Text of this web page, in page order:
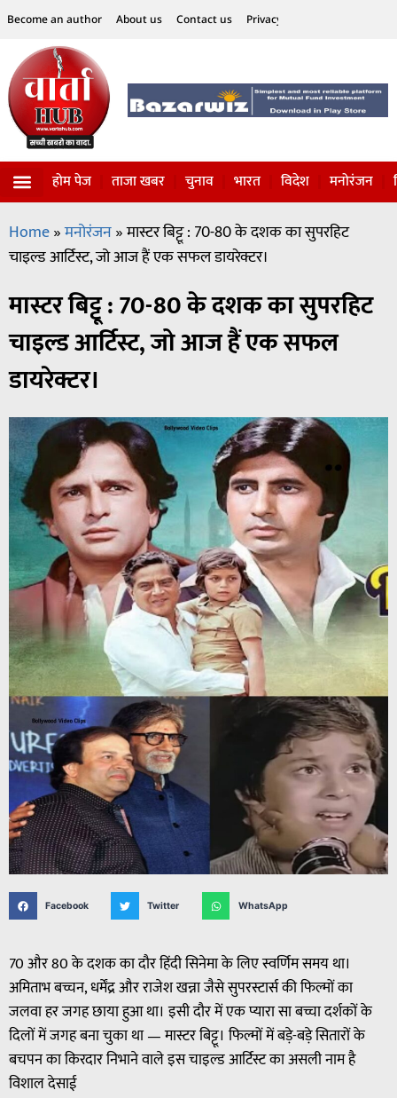
Become an author About us Contact us Privacy Policy
होम पेज ताजा खबर चुनाव भारत विदेश मनोरंजन
Home»मनोरंजन»मास्टर बिट्टू : 70-80 के दशक का सुपरहिट
चाइल्ड आर्टिस्ट, जो आज हैं एक सफल डायरेक्टर।
मास्टर बिट्टू : 70-80 के दशक का सुपरहिट
चाइल्ड आर्टिस्ट, जो आज हैं एक सफल
डायरेक्टर।
Facebook Twitter WhatsApp
70 और 80 के दशक का दौर हिंदी सिनेमा के लिए स्वर्णिम समय था।
अमिताभ बच्चन, धर्मेंद्र और राजेश खन्ना जैसे सुपरस्टार्स की फिल्मों का
जलवा हर जगह छाया हुआ था। इसी दौर में एक प्यारा सा बच्चा दर्शकों के
दिलों में जगह बना चुका था — मास्टर बिट्टू। फिल्मों में बड़े-बड़े सितारों के
बचपन का किरदार निभाने वाले इस चाइल्ड आर्टिस्ट का असली नाम है
विशाल देसाई